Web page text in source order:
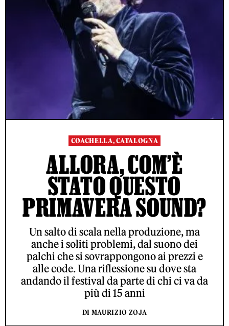
COACHELLA, CATALOGNA
ALLORA, COM’È
STATO QUESTO
PRIMAVERA SOUND?
Un salto di scala nella produzione, ma
anche i soliti problemi, dal suono dei
palchi che si sovrappongono ai prezzi e
alle code. Una riflessione su dove sta
andando il festival da parte di chi ci va da
più di 15 anni
DI MAURIZIO ZOJA